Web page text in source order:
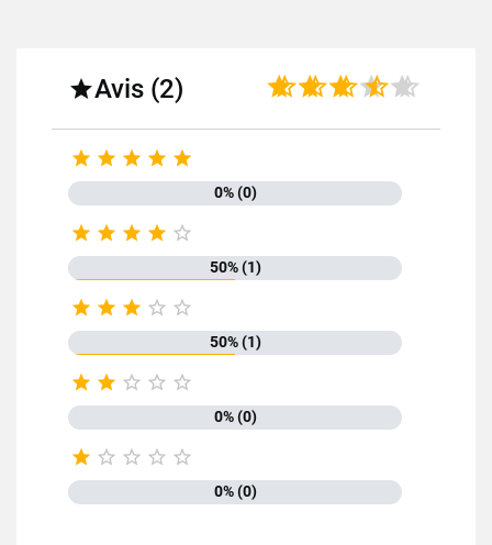
Avis (2)
    
0% (0)
    
50% (1)
    
50% (1)
    
0% (0)
    
0% (0)